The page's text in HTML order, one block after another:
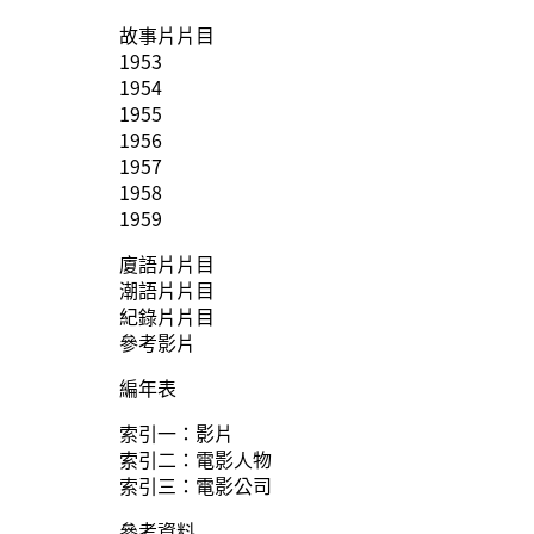
故事片片目
1953
1954
1955
1956
1957
1958
1959
廈語片片目
潮語片片目
紀錄片片目
參考影片
編年表
索引一：影片
索引二：電影人物
索引三：電影公司